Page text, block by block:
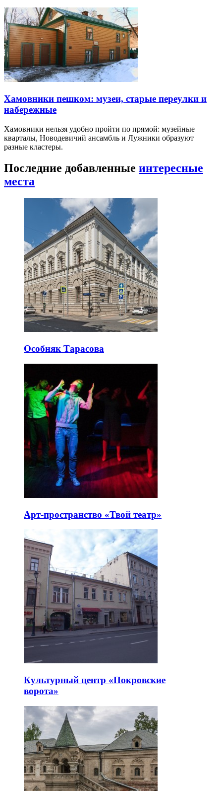
Хамовники пешком: музеи, старые переулки и
набережные
Хамовники нельзя удобно пройти по прямой: музейные
кварталы, Новодевичий ансамбль и Лужники образуют
разные кластеры.
Последние добавленные интересные
места
Особняк Тарасова
Арт-пространство «Твой театр»
Культурный центр «Покровские
ворота»